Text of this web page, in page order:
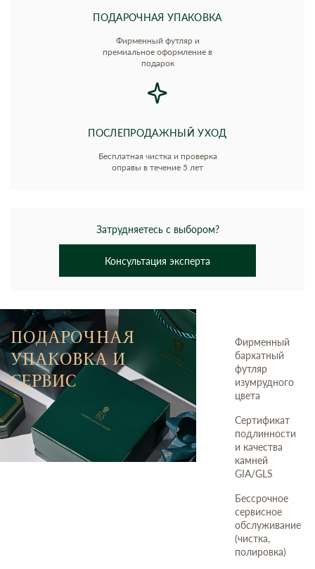
ПОДАРОЧНАЯ УПАКОВКА
Фирменный футляр и
премиальное оформление в
подарок
ПОСЛЕПРОДАЖНЫЙ УХОД
Бесплатная чистка и проверка
оправы в течение 5 лет
Затрудняетесь с выбором?
Консультация эксперта
ПОДАРОЧНАЯ
УПАКОВКА И
СЕРВИС
Фирменный
бархатный
футляр
изумрудного
цвета
Сертификат
подлинности
и качества
камней
GIA/GLS
Бессрочное
сервисное
обслуживание
(чистка,
полировка)